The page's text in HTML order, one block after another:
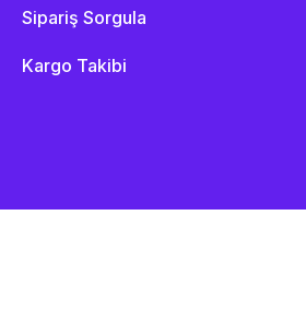
Sipariş Sorgula
Kargo Takibi